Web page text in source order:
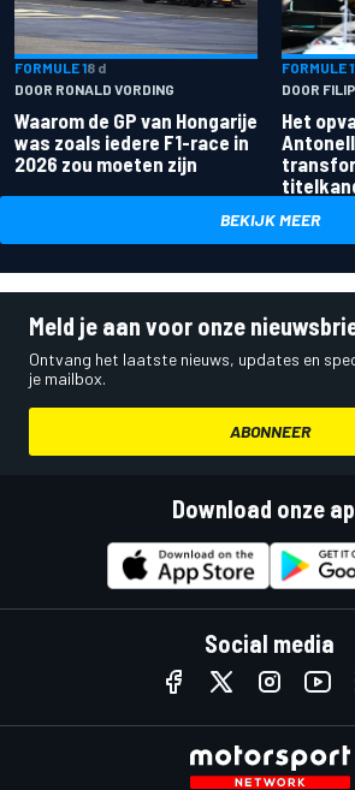
FORMULE 18 d
DOOR RONALD VORDING
Waarom de GP van Hongarije
was zoals iedere F1-race in
2026 zou moeten zijn
FORMULE 1
DOOR
Het
BEKIJK MEER
Meld je aan voor onze
Ontvang het laatste nieuws, updates en
je mailbox.
ABONNEER
Download onze
Social media